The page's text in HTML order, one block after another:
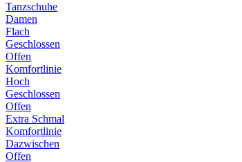
Tanzschuhe
Damen
Flach
Geschlossen
Offen
Komfortlinie
Hoch
Geschlossen
Offen
Extra Schmal
Komfortlinie
Dazwischen
Offen